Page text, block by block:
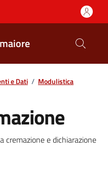
e Dati / Modulistica
cremazione e dichiarazione